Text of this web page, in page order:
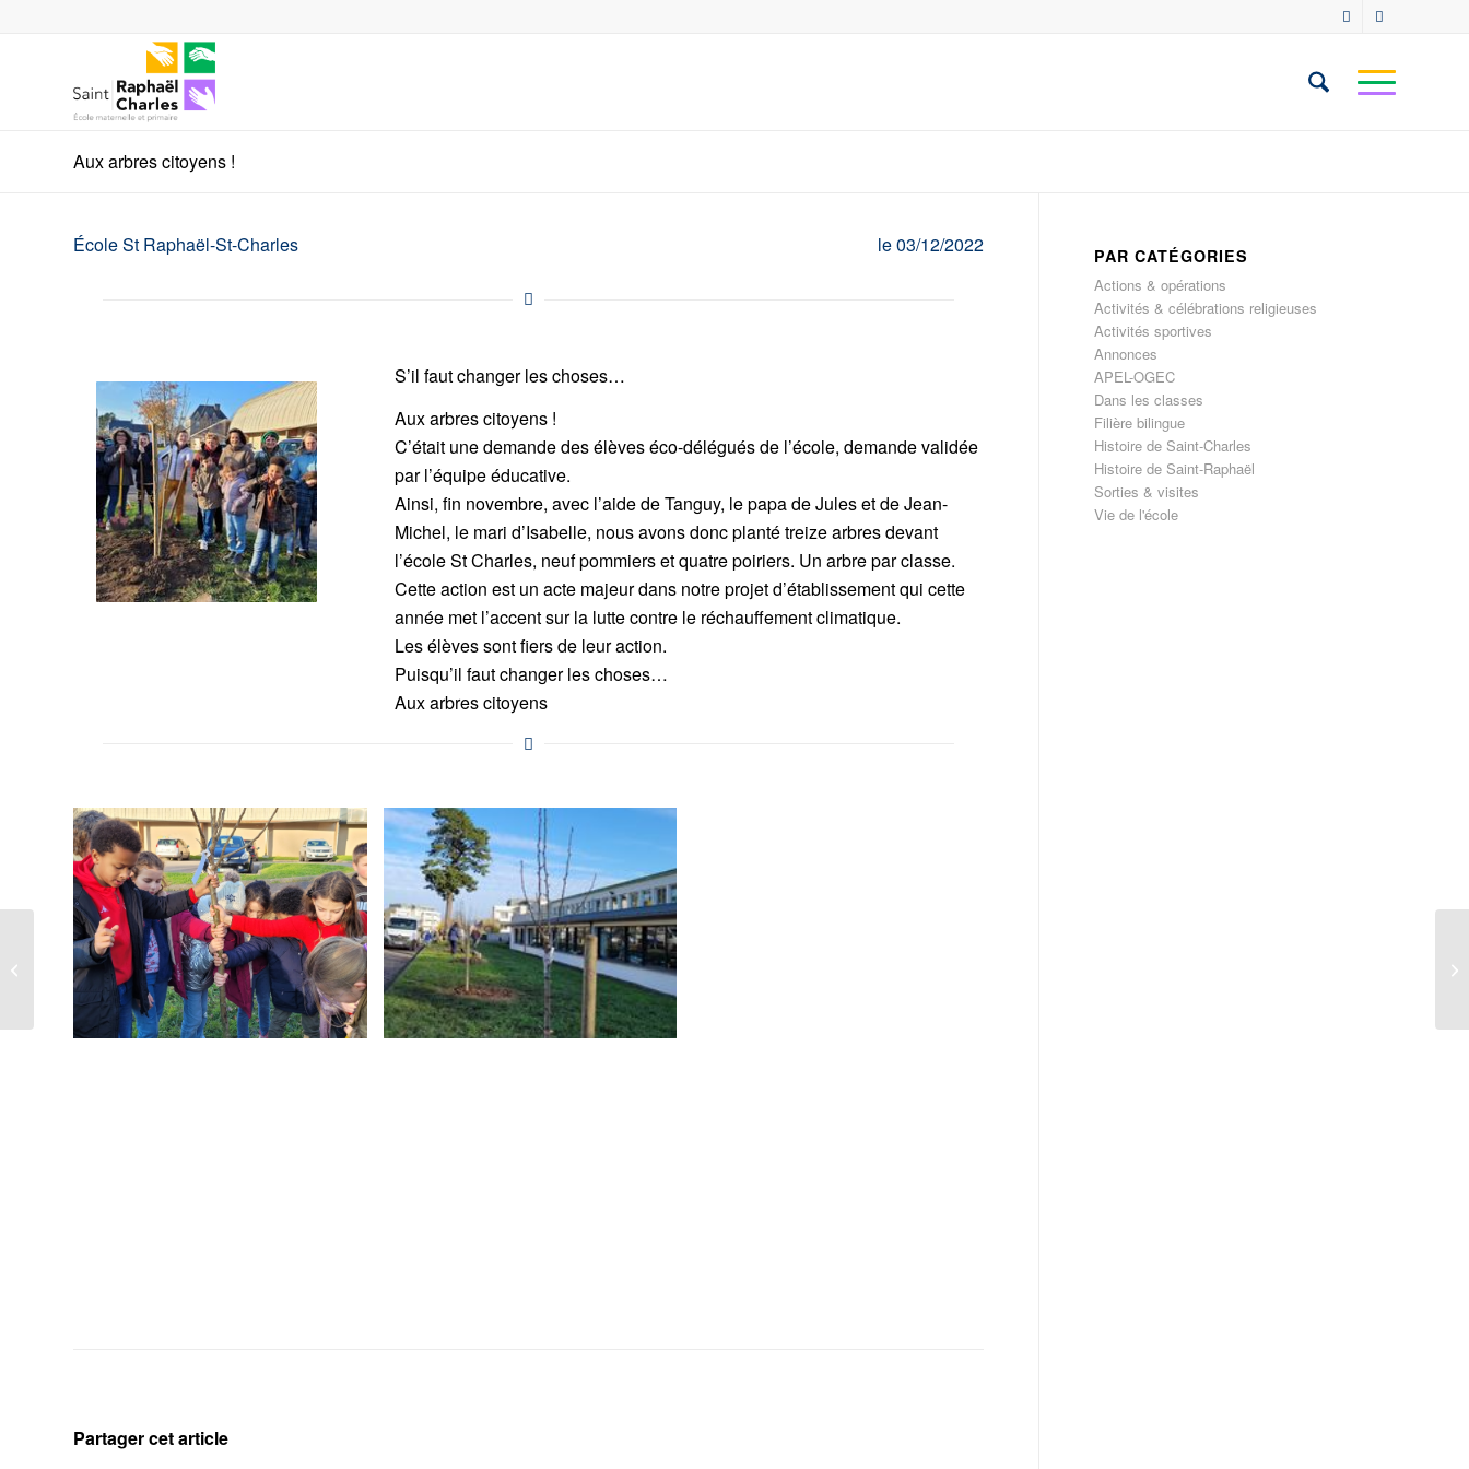
Aux arbres citoyens !
École St Raphaël-St-Charles le 03/12/2022
S’il faut changer les choses…
Aux arbres citoyens !
C’était une demande des élèves éco-délégués de l’école, demande validée
par l’équipe éducative.
Ainsi, fin novembre, avec l’aide de Tanguy, le papa de Jules et de Jean-
Michel, le mari d’Isabelle, nous avons donc planté treize arbres devant
l’école St Charles, neuf pommiers et quatre poiriers. Un arbre par classe.
Cette action est un acte majeur dans notre projet d’établissement qui cette
année met l’accent sur la lutte contre le réchauffement climatique.
Les élèves sont fiers de leur action.
Puisqu’il faut changer les choses…
Aux arbres citoyens
Partager cet article
PAR CATÉGORIES
Actions & opérations
Activités & célébrations religieuses
Activités sportives
Annonces
APEL-OGEC
Dans les classes
Filière bilingue
Histoire de Saint-Charles
Histoire de Saint-Raphaël
Sorties & visites
Vie de l'école
Qui n’a pas joué aux
billes quand il était petit